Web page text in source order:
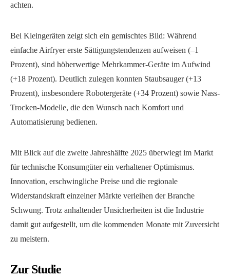
achten.
Bei Kleingeräten zeigt sich ein gemischtes Bild: Während
einfache Airfryer erste Sättigungstendenzen aufweisen (–1
Prozent), sind höherwertige Mehrkammer-Geräte im Aufwind
(+18 Prozent). Deutlich zulegen konnten Staubsauger (+13
Prozent), insbesondere Robotergeräte (+34 Prozent) sowie Nass-
Trocken-Modelle, die den Wunsch nach Komfort und
Automatisierung bedienen.
Mit Blick auf die zweite Jahreshälfte 2025 überwiegt im Markt
für technische Konsumgüter ein verhaltener Optimismus.
Innovation, erschwingliche Preise und die regionale
Widerstandskraft einzelner Märkte verleihen der Branche
Schwung. Trotz anhaltender Unsicherheiten ist die Industrie
damit gut aufgestellt, um die kommenden Monate mit Zuversicht
zu meistern.
Zur Studie